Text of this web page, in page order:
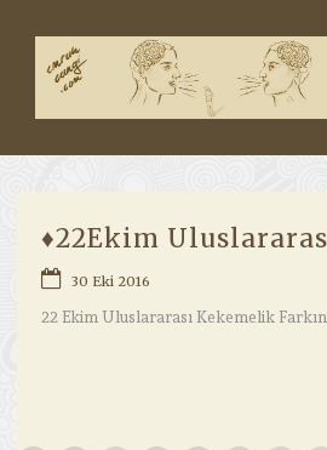
♦22Ekim
30 Eki 2016
22 Ekim Uluslararası Kekemelik